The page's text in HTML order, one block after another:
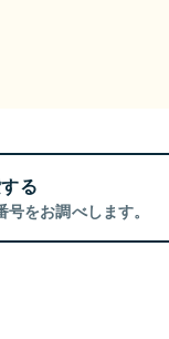
る
をお調べします。